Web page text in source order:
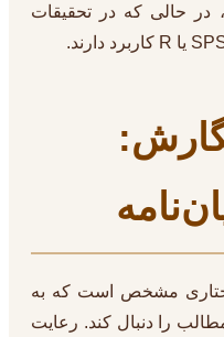
در حالی که در تحقیقات
ساختاری مشخص است که به
را دنبال کند. رعایت